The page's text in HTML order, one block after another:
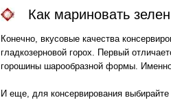
Как мариновать
Конечно, вкусовые качества
гладкозерновой горох. Первый
горошины шарообразной формы.
И еще, для консервирования